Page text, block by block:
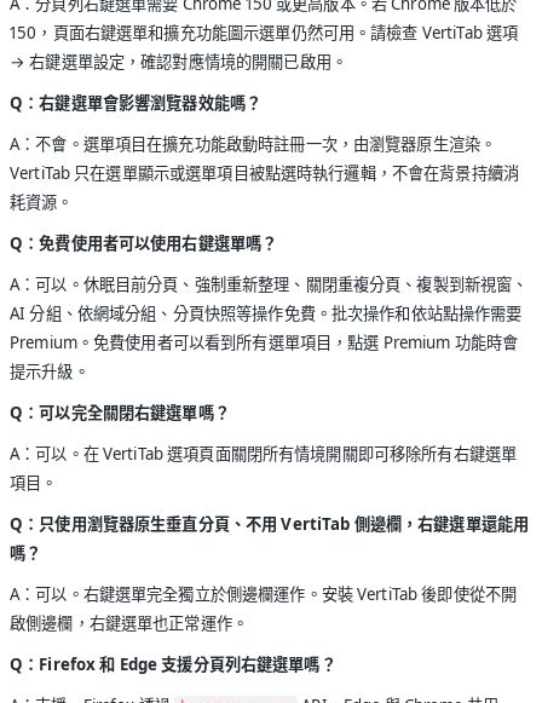
150，頁面右鍵選單和擴充功能圖示選單仍然可用。請檢查 VertiTab 選項
→ 右鍵選單設定，確認對應情境的開關已啟用。
Q：右鍵選單會影響瀏覽器效能嗎？
A：不會。選單項目在擴充功能啟動時註冊一次，由瀏覽器原生渲染。
VertiTab 只在選單顯示或選單項目被點選時執行邏輯，不會在背景持續消
耗資源。
Q：免費使用者可以使用右鍵選單嗎？
A：可以。休眠目前分頁、強制重新整理、關閉重複分頁、複製到新視窗、
AI 分組、依網域分組、分頁快照等操作免費。批次操作和依站點操作需要
Premium。免費使用者可以看到所有選單項目，點選 Premium 功能時會
提示升級。
Q：可以完全關閉右鍵選單嗎？
A：可以。在 VertiTab 選項頁面關閉所有情境開關即可移除所有右鍵選單
項目。
Q：只使用瀏覽器原生垂直分頁、不用 VertiTab 側邊欄，右鍵選單還能用
嗎？
A：可以。右鍵選單完全獨立於側邊欄運作。安裝 VertiTab 後即使從不開
啟側邊欄，右鍵選單也正常運作。
Q：Firefox 和 Edge 支援分頁列右鍵選單嗎？